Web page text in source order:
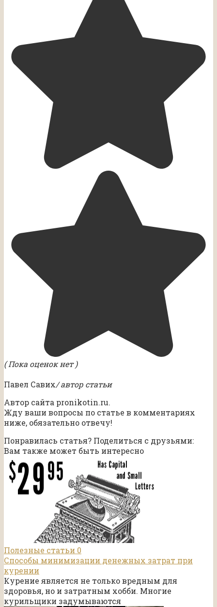
( Пока оценок нет )
Павел Савих/ автор статьи
Автор сайта pronikotin.ru.
Жду ваши вопросы по статье в комментариях
ниже, обязательно отвечу!
Понравилась статья? Поделиться с друзьями:
Вам также может быть интересно
Полезные статьи 0
Способы минимизации денежных затрат при
курении
Курение является не только вредным для
здоровья, но и затратным хобби. Многие
курильщики задумываются